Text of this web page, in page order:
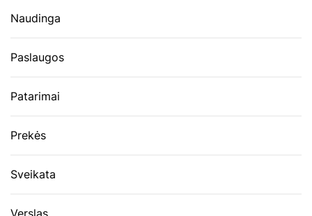
Naudinga
Paslaugos
Patarimai
Prekės
Sveikata